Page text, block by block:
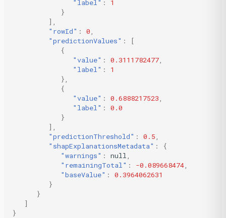
"label" :
1
}
],
"rowId" : 0,
"predictionValues" :
[
{
"value" : 0.3111782477,
"label" :
1
},
{
"value" : 0.6888217523,
"label" :
0.0
}
],
"predictionThreshold" : 0.5,
"shapExplanationsMetadata" :
{
"warnings" : null,
"remainingTotal" : -0.089668474,
"baseValue" :
0.3964062631
}
}
]
}